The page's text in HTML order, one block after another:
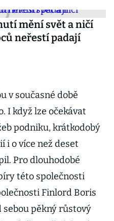
mění svět a ničí
neřestí padají
v současné době
I když lze očekávat
podniku, krátkodobý
i o více než deset
Pro dlouhodobé
této společnosti
Finlord Boris
sebou pěkný růstový